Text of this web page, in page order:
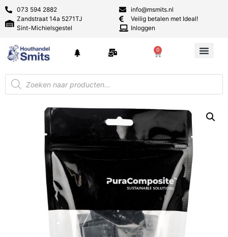
073 594 2882
Zandstraat 14a 5271TJ
Sint-Michielsgestel
info@msmits.nl
Veilig betalen met Ideal!
Inloggen
0